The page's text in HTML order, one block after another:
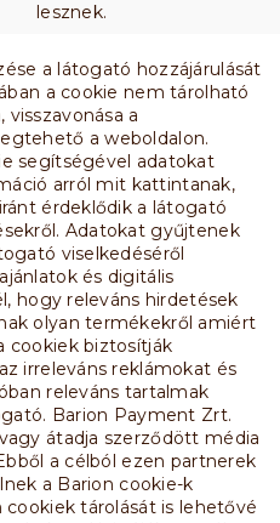
lesznek.
a látogató hozzájárulását
a cookie nem tárolható
a
a weboldalon.
segítségével adatokat
arról mit kattintanak,
érdeklődik a látogató
Adatokat gyűjtenek
viselkedéséről
és digitális
hogy releváns hirdetések
olyan termékekről amiért
cookiek biztosítják
irreleváns reklámokat és
releváns tartalmak
Barion Payment Zrt.
átadja szerződött média
a célból ezen partnerek
a Barion cookie-k
tárolását is lehetővé